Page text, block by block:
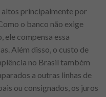
principalmente por
o banco não exige
ele compensa essa
Além disso, o custo de
no Brasil também
a outras linhas de
ou consignados, os juros